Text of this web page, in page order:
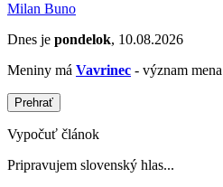
Milan Buno
Dnes je pondelok, 10.08.2026
Meniny má Vavrinec - význam mena
Prehrať
Vypočuť článok
Pripravujem slovenský hlas...